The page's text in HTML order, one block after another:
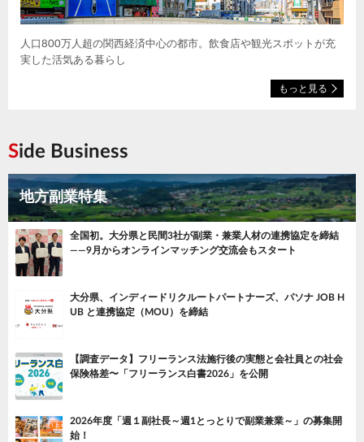
人口800万人超の関西経済中心の都市。飲食店や観光スポットが充
実した活気ある暮らし
もっと見る
Side Business
地方副業特集
全国初。大分県と民間3社が副業・兼業人材の連携協定を締結
——9月からオンラインマッチング交流会もスタート
大分県、インディードリクルートパートナーズ、パソナ JOB H
UB と連携協定（MOU）を締結
【調査データ】フリーランス法施行後の実態と会社員との社会
保険格差〜「フリーランス白書2026」を公開
2026年度「週１副社長～週1とっとりで副業兼業～」の募集開
始！